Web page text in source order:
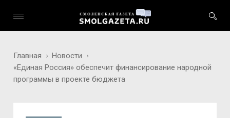
Главная
Новости
«Единая Россия» обеспечит финансирование народной
программы в проекте бюджета